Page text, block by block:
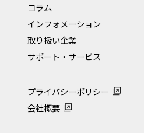
コラム
インフォメーション
取り扱い企業
サポート・サービス
プライバシーポリシー
会社概要